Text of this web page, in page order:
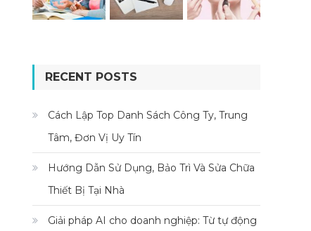
RECENT POSTS
Cách Lập Top Danh Sách Công Ty, Trung
Tâm, Đơn Vị Uy Tín
Hướng Dẫn Sử Dụng, Bảo Trì Và Sửa Chữa
Thiết Bị Tại Nhà
Giải pháp AI cho doanh nghiệp: Từ tự động